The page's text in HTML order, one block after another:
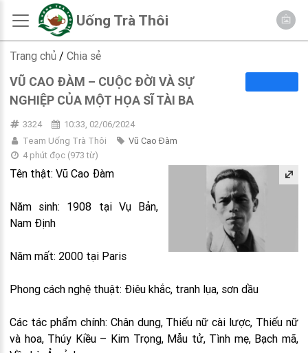
Uống Trà Thôi
Trang chủ / Chia sẻ
VŨ CAO ĐÀM – CUỘC ĐỜI VÀ SỰ
NGHIỆP CỦA MỘT HỌA SĨ TÀI BA
3324
10:33, 02/06/2024
Team Uống Trà Thôi
Vũ Cao Đàm
4 phút đọc(973từ)
Tên thật: Vũ Cao Đàm
Năm sinh: 1908 tại Vụ Bản,
Nam Định
Năm mất: 2000 tại Paris
Phong cách nghệ thuật: Điêu khắc, tranh lụa, sơn dầu
Các tác phẩm chính: Chân dung, Thiếu nữ cài lược, Thiếu nữ
và hoa, Thúy Kiều – Kim Trọng, Mẫu tử, Tình mẹ, Bạch mã,